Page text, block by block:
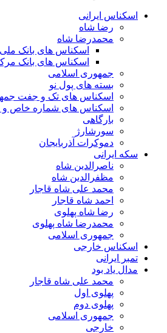
اسکناس ایرانی
رضا شاه
محمدرضا شاه
اسکناس های بانک ملی
اسکناس های بانک
جمهوری اسلامی
بسته های پول نو
اسکناس های تک و جفت
اسکناس های شماره خاص و
بارگاهی
سورشارژ
دموکرات آذربایجان
سکه ایرانی
ناصرالدین شاه
مظفرالدین شاه
محمد علی شاه قاجار
احمد شاه قاجار
رضا شاه پهلوی
محمدرضا شاه پهلوی
جمهوری اسلامی
اسکناس خارجی
تمبر ایرانی
مدال یاد بود
محمد علی شاه قاجار
پهلوی اول
پهلوی دوم
جمهوری اسلامی
خارجی